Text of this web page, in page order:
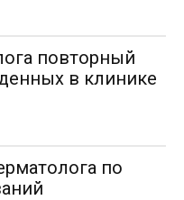
повторный
в клинике
по